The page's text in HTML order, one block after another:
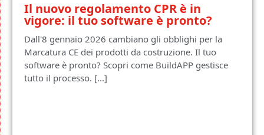
Il nuovo regolamento CPR è in
vigore: il tuo software è pronto?
Dall'8 gennaio 2026 cambiano gli obblighi per la
Marcatura CE dei prodotti da costruzione. Il tuo
software è pronto? Scopri come BuildAPP gestisce
tutto il processo. [...]